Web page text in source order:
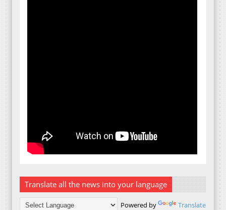
Translate all the news into your language
Powered by Translate